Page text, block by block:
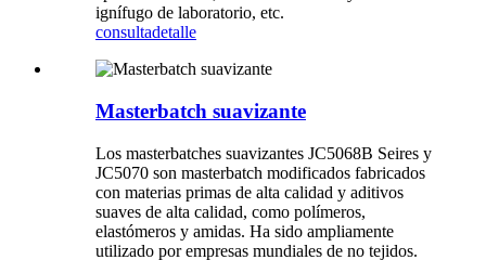
ignífugo de laboratorio, etc.
consultadetalle
Masterbatch suavizante
Los masterbatches suavizantes JC5068B Seires y
JC5070 son masterbatch modificados fabricados
con materias primas de alta calidad y aditivos
suaves de alta calidad, como polímeros,
elastómeros y amidas. Ha sido ampliamente
utilizado por empresas mundiales de no tejidos.